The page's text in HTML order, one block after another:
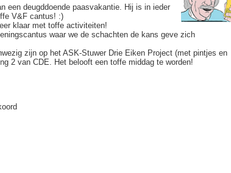
een deugddoende paasvakantie. Hij is in ieder
V&F cantus! :)
klaar met toffe activiteiten!
waar we de schachten de kans geve zich
zijn op het ASK-Stuwer Drie Eiken Project (met pintjes en
2 van CDE. Het belooft een toffe middag te worden!